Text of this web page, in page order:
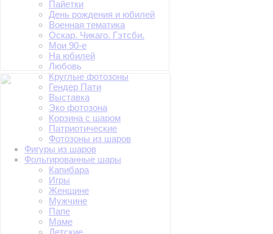
Пайетки
День рождения и юбилей
Военная тематика
Оскар. Чикаго. Гэтсби.
Мои 90-е
На юбилей
Любовь
Круглые фотозоны
Гендер Пати
Выставка
Эко фотозона
Корзина с шаром
Патриотические
Фотозоны из шаров
Фигуры из шаров
Фольгированные шары
Капибара
Игры
Женщине
Мужчине
Папе
Маме
Детские